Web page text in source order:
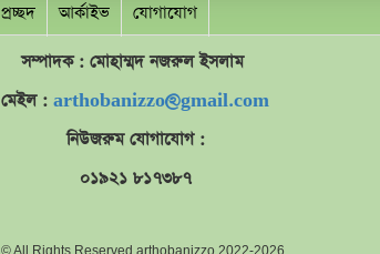
প্রচ্ছদ আর্কাইভ যোগাযোগ
সম্পাদক : মোহাম্মদনজরুলইসলাম
মেইল : arthobanizzo@gmail.com
নিউজরুম যোগাযোগ :
০১৯২১ ৮১৭৩৮৭